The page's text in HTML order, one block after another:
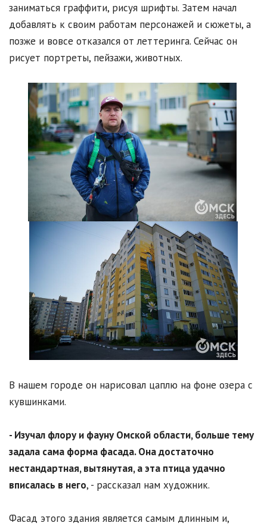
заниматься граффити, рисуя шрифты. Затем начал
добавлять к своим работам персонажей и сюжеты, а
позже и вовсе отказался от леттеринга. Сейчас он
рисует портреты, пейзажи, животных.
В нашем городе он нарисовал цаплю на фоне озера с
кувшинками.
- Изучал флору и фауну Омской области, больше тему
задала сама форма фасада. Она достаточно
нестандартная, вытянутая, а эта птица удачно
вписалась в него, - рассказал нам художник.
Фасад этого здания является самым длинным и,